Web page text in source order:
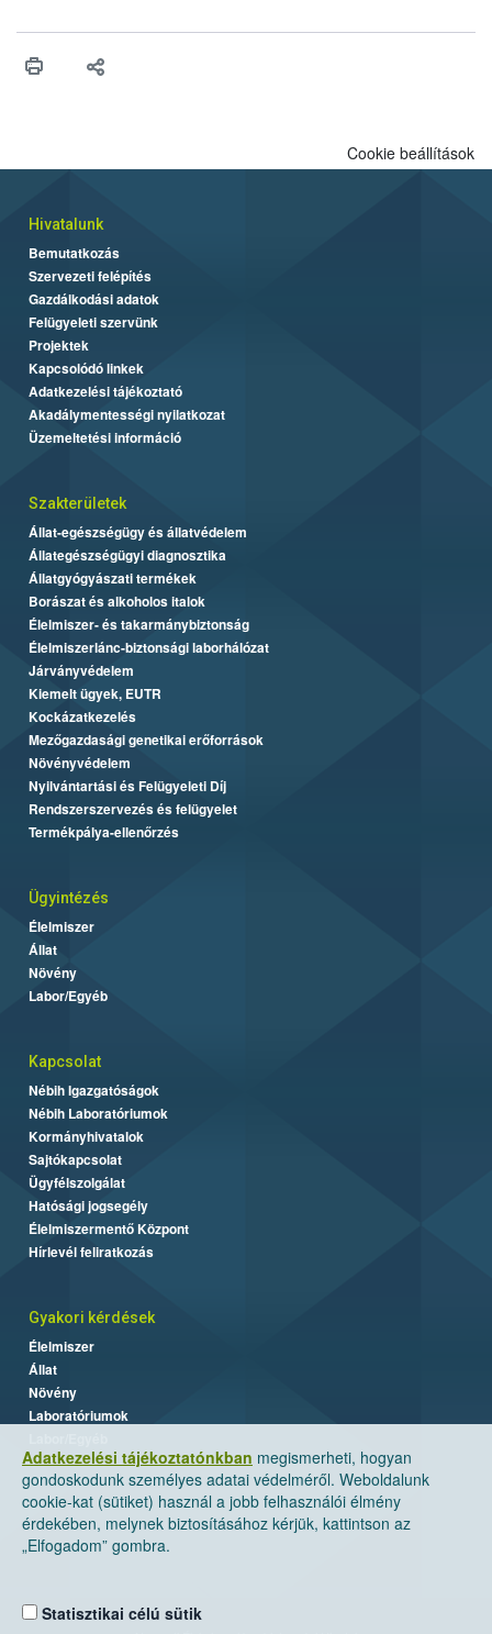
érésű szőlőkben is legyen lehetőség a károsító elleni további
felhasználók számára is elérhető és ökológiai termesztésben is
Adatkezelési tájékoztatónkban megismerheti, hogyan
gondoskodunk személyes adatai védelméről. Weboldalunk
cookie-kat (sütiket) használ a jobb felhasználói élmény
érdekében, melynek biztosításához kérjük, kattintson az
„Elfogadom” gombra.
Statisztikai célú sütik
Cookie beállítások
Hivatalunk
Bemutatkozás
Szervezeti felépítés
Gazdálkodási adatok
Felügyeleti szervünk
Projektek
Kapcsolódó linkek
Adatkezelési tájékoztató
Akadálymentességi nyilatkozat
Üzemeltetési információ
Szakterületek
Állat-egészségügy és állatvédelem
Állategészségügyi diagnosztika
Állatgyógyászati termékek
Borászat és alkoholos italok
Élelmiszer- és takarmánybiztonság
Élelmiszerlánc-biztonsági laborhálózat
Járványvédelem
Kiemelt ügyek, EUTR
Kockázatkezelés
Mezőgazdasági genetikai erőforrások
Növényvédelem
Nyilvántartási és Felügyeleti Díj
Rendszerszervezés és felügyelet
Termékpálya-ellenőrzés
Ügyintézés
Élelmiszer
Állat
Növény
Labor/Egyéb
Kapcsolat
Nébih Igazgatóságok
Nébih Laboratóriumok
Kormányhivatalok
Sajtókapcsolat
Ügyfélszolgálat
Hatósági jogsegély
Élelmiszermentő Központ
Hírlevél feliratkozás
Gyakori kérdések
Élelmiszer
Állat
Növény
Laboratóriumok